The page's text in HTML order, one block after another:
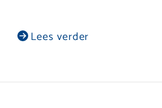
Lees verder